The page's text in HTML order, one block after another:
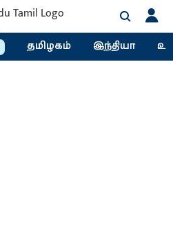
தமிழகம் இந்தியா